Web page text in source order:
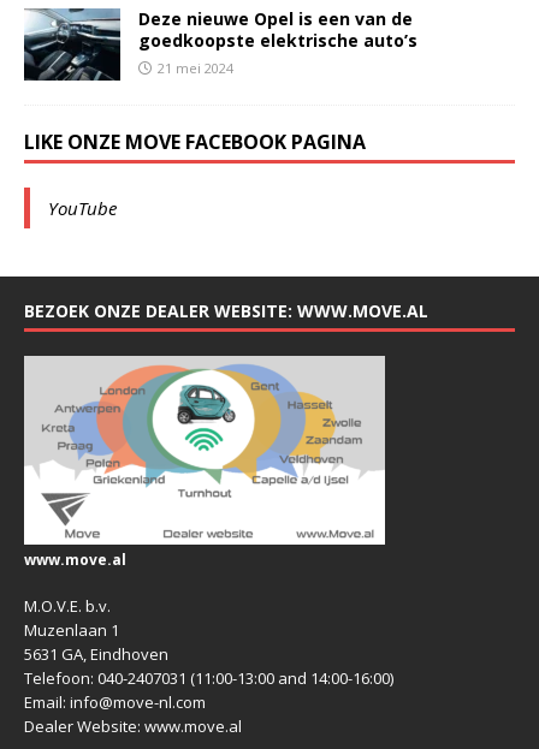
Deze nieuwe Opel is een van de
goedkoopste elektrische auto’s
21 mei 2024
LIKE ONZE MOVE FACEBOOK PAGINA
YouTube
BEZOEK ONZE DEALER WEBSITE: WWW.MOVE.AL
www.move.al
M.O.V.E. b.v.
Muzenlaan 1
5631 GA, Eindhoven
Telefoon: 040-2407031 (11:00-13:00 and 14:00-16:00)
Email: info@move-nl.com
Dealer Website: www.move.al